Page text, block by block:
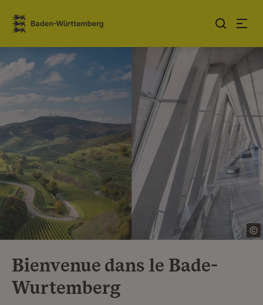
Sauter au contenu
Link zur Startseite
Bienvenue dans le Bade-
Wurtemberg